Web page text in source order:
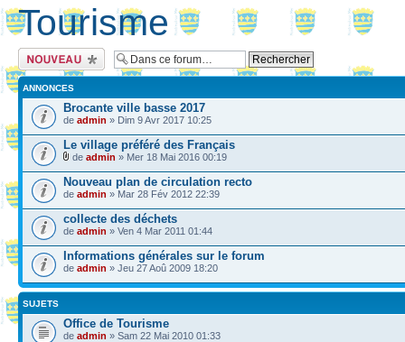
Tourisme
Ecrire un nouveau
sujet
ANNONCES
Brocante ville basse 2017
de admin » Dim 9 Avr 2017 10:25
Le village préféré des Français
de admin » Mer 18 Mai 2016 00:19
Nouveau plan de circulation recto
de admin » Mar 28 Fév 2012 22:39
collecte des déchets
de admin » Ven 4 Mar 2011 01:44
Informations générales sur le forum
de admin » Jeu 27 Aoû 2009 18:20
SUJETS
Office de Tourisme
de admin » Sam 22 Mai 2010 01:33